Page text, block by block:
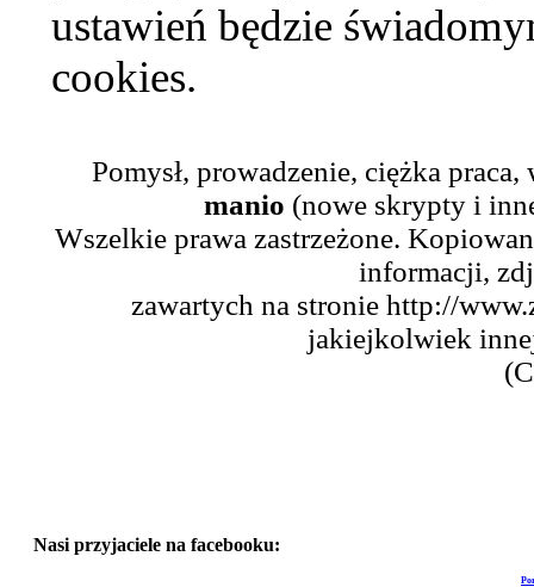
ustawień będzie
cookies.
Pomysł, prowadzenie, ciężka
manio (nowe skrypty i
Wszelkie prawa zastrzeżone.
informacji,
zawartych na stronie http://
jakiejkolwiek
Nasi przyjaciele na facebooku: